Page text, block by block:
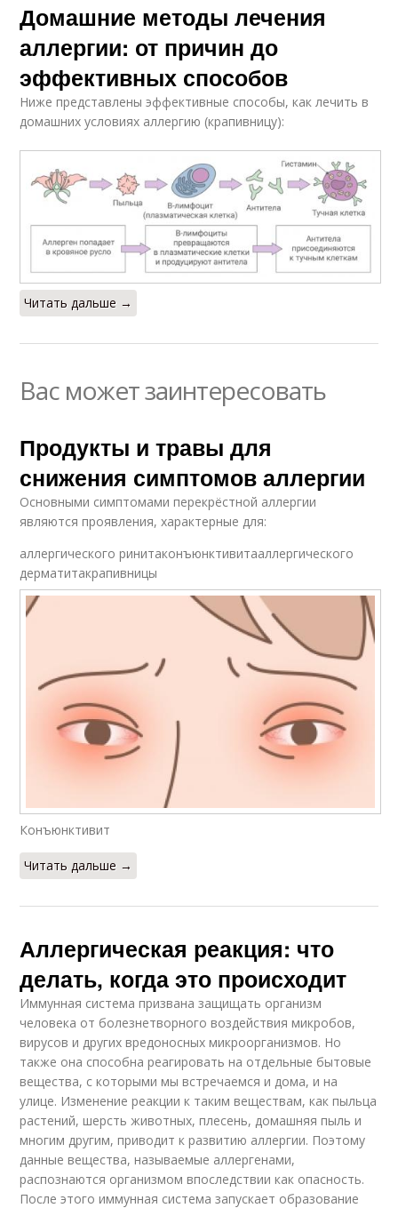
Домашние методы лечения
аллергии: от причин до
эффективных способов
Ниже представлены эффективные способы, как лечить в
домашних условиях аллергию (крапивницу):
Читать дальше →
Вас может заинтересовать
Продукты и травы для
снижения симптомов аллергии
Основными симптомами перекрёстной аллергии
являются проявления, характерные для:
аллергического ринитаконъюнктивитааллергического
дерматитакрапивницы
Конъюнктивит
Читать дальше →
Аллергическая реакция: что
делать, когда это происходит
Иммунная система призвана защищать организм
человека от болезнетворного воздействия микробов,
вирусов и других вредоносных микроорганизмов. Но
также она способна реагировать на отдельные бытовые
вещества, с которыми мы встречаемся и дома, и на
улице. Изменение реакции к таким веществам, как пыльца
растений, шерсть животных, плесень, домашняя пыль и
многим другим, приводит к развитию аллергии. Поэтому
данные вещества, называемые аллергенами,
распознаются организмом впоследствии как опасность.
После этого иммунная система запускает образование